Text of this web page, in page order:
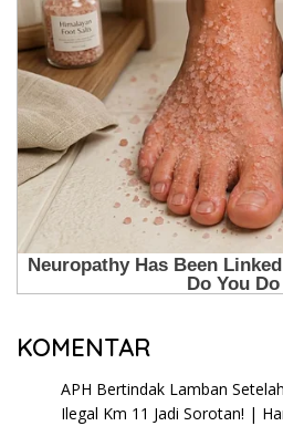
KOMENTAR
APH Bertindak Lamban
Ilegal Km 11 Jadi Sorotan! |